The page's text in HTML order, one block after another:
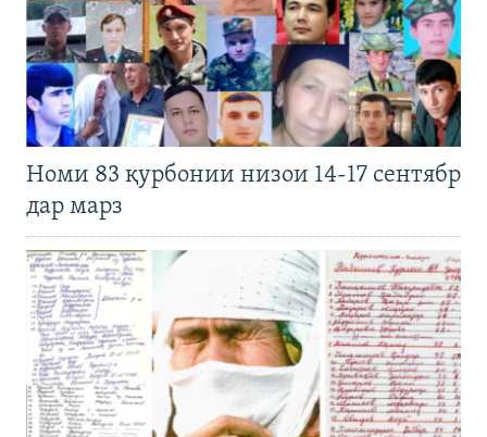
Номи 83 қурбонии низои 14-17 сентябр
дар марз